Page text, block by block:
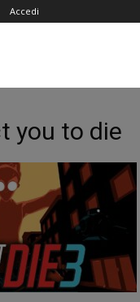
Accedi
you to die